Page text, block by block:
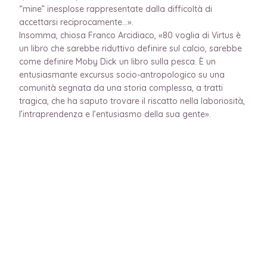
“mine” inesplose rappresentate dalla difficoltà di
accettarsi reciprocamente…».
Insomma, chiosa Franco Arcidiaco, «80 voglia di Virtus è
un libro che sarebbe riduttivo definire sul calcio, sarebbe
come definire Moby Dick un libro sulla pesca. È un
entusiasmante excursus socio-antropologico su una
comunità segnata da una storia complessa, a tratti
tragica, che ha saputo trovare il riscatto nella laboriosità,
l’intraprendenza e l’entusiasmo della sua gente».